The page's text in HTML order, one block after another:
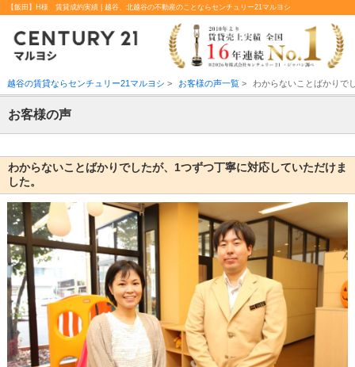
【飯田】H様 賃貸成約実績 | 越谷、北越谷の不動産のことならセンチュリー21マルヨシ
越谷の賃貸ならセンチュリー21マルヨシ > お客様の声一覧> わからないことばかりで
お客様の声
わからないことばかりでしたが、1つずつ丁寧に対応していただけま
した。